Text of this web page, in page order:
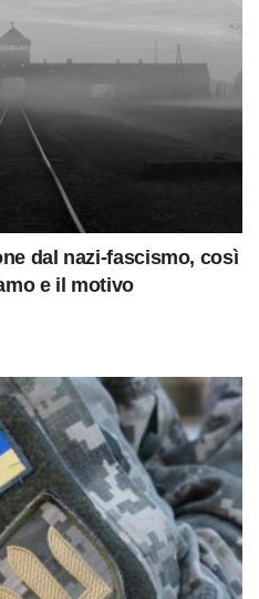
dal nazi-fascismo, così
e il motivo